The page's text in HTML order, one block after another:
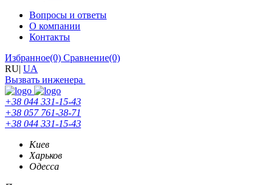
Вопросы и ответы
О компании
Контакты
Избранное(0) Сравнение(0)
RU| UA
Вызвать инженера
+38 044 331-15-43
+38 057 761-38-71
+38 044 331-15-43
Киев
Харьков
Одесса